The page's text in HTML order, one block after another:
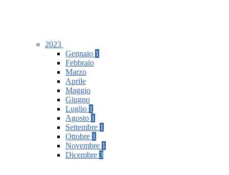
2023
Gennaio 1
Febbraio
Marzo
Aprile
Maggio
Giugno
Luglio 1
Agosto 1
Settembre 1
Ottobre 1
Novembre 1
Dicembre 3